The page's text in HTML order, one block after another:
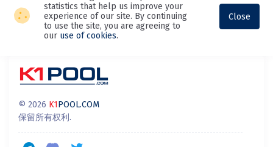
statistics that help us improve your
experience of our site. By continuing
to use the site, you are agreeing to
our use of cookies.
Close
© 2026 K1POOL.COM
保留所有权利.